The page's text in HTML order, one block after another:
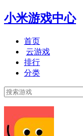
小米游戏中心
首页
云游戏
排行
分类